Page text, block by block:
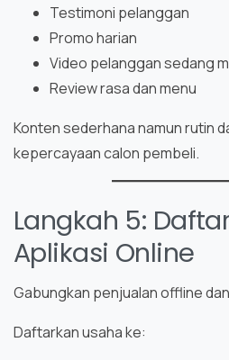
Testimoni pelanggan
Promo harian
Video pelanggan sedang
Review rasa dan menu
Konten sederhana namun rutin
kepercayaan calon pembeli.
Langkah 5:
Aplikasi Online
Gabungkan penjualan offline
Daftarkan usaha ke: